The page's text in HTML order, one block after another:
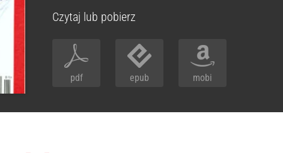
Czytaj lub pobierz
pdf epub mobi